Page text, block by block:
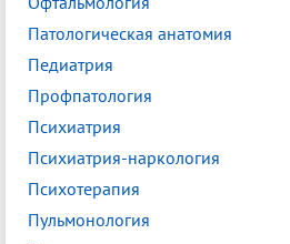
Патологическая анатомия
Педиатрия
Профпатология
Психиатрия
Психиатрия-наркология
Психотерапия
Пульмонология